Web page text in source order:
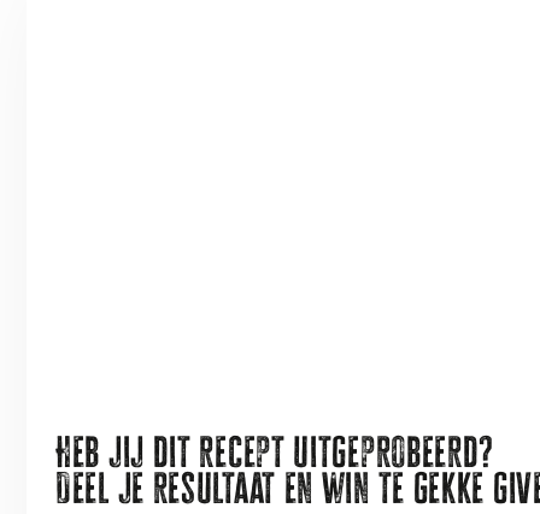
Heb jij dit recept uitgeprobeerd?
Deel je resultaat en win te gekke